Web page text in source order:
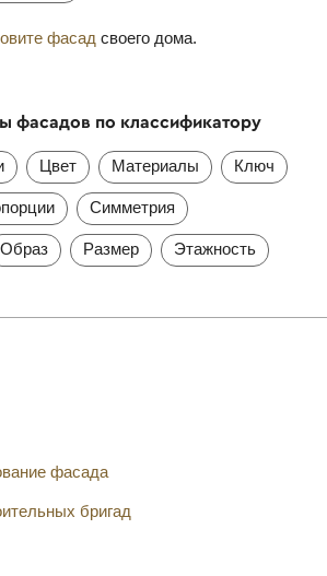
фасад своего дома.
фасадов по классификатору
Цвет Материалы Ключ
Симметрия
Образ Размер Этажность
фасада
бригад